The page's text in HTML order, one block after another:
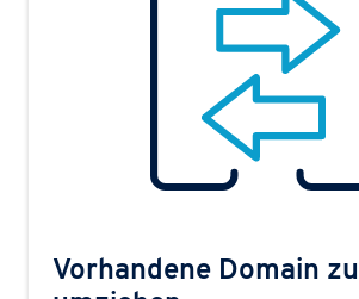
Vorhandene Domain